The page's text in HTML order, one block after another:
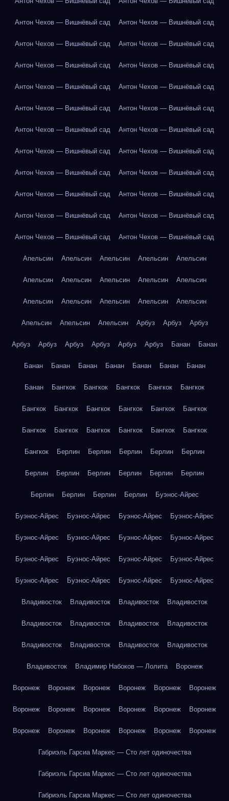
Антон Чехов — Вишнёвый сад Антон Чехов — Вишнёвый сад
Антон Чехов — Вишнёвый сад Антон Чехов — Вишнёвый сад
Антон Чехов — Вишнёвый сад Антон Чехов — Вишнёвый сад
Антон Чехов — Вишнёвый сад Антон Чехов — Вишнёвый сад
Антон Чехов — Вишнёвый сад Антон Чехов — Вишнёвый сад
Антон Чехов — Вишнёвый сад Антон Чехов — Вишнёвый сад
Антон Чехов — Вишнёвый сад Антон Чехов — Вишнёвый сад
Антон Чехов — Вишнёвый сад Антон Чехов — Вишнёвый сад
Антон Чехов — Вишнёвый сад Антон Чехов — Вишнёвый сад
Антон Чехов — Вишнёвый сад Антон Чехов — Вишнёвый сад
Антон Чехов — Вишнёвый сад Антон Чехов — Вишнёвый сад
Апельсин Апельсин Апельсин Апельсин Апельсин
Апельсин Апельсин Апельсин Апельсин Апельсин
Апельсин Апельсин Апельсин Апельсин Апельсин
Апельсин Апельсин Апельсин Арбуз Арбуз Арбуз
Арбуз Арбуз Арбуз Арбуз Арбуз Арбуз Банан Банан
Банан Банан Банан Банан Банан Банан Банан
Банан Бангкок Бангкок Бангкок Бангкок Бангкок
Бангкок Бангкок Бангкок Бангкок Бангкок Бангкок
Бангкок Бангкок Бангкок Бангкок Бангкок Бангкок
Бангкок Берлин Берлин Берлин Берлин Берлин
Берлин Берлин Берлин Берлин Берлин Берлин
Берлин Берлин Берлин Берлин Буэнос-Айрес
Буэнос-Айрес Буэнос-Айрес Буэнос-Айрес Буэнос-Айрес
Буэнос-Айрес Буэнос-Айрес Буэнос-Айрес Буэнос-Айрес
Буэнос-Айрес Буэнос-Айрес Буэнос-Айрес Буэнос-Айрес
Буэнос-Айрес Буэнос-Айрес Буэнос-Айрес Буэнос-Айрес
Владивосток Владивосток Владивосток Владивосток
Владивосток Владивосток Владивосток Владивосток
Владивосток Владивосток Владивосток Владивосток
Владивосток Владимир Набоков — Лолита Воронеж
Воронеж Воронеж Воронеж Воронеж Воронеж Воронеж
Воронеж Воронеж Воронеж Воронеж Воронеж Воронеж
Воронеж Воронеж Воронеж Воронеж Воронеж Воронеж
Габриэль Гарсиа Маркес — Сто лет одиночества
Габриэль Гарсиа Маркес — Сто лет одиночества
Габриэль Гарсиа Маркес — Сто лет одиночества